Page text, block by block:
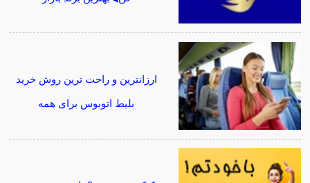
ارزانترین و راحت ترین روش خرید
بلیط اتوبوس برای همه